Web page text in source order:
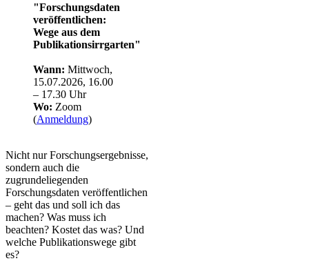
"Forschungsdaten
veröffentlichen:
Wege aus dem
Publikationsirrgarten"
Wann: Mittwoch,
15.07.2026, 16.00
– 17.30 Uhr
Wo: Zoom
(Anmeldung)
Nicht nur Forschungsergebnisse,
sondern auch die
zugrundeliegenden
Forschungsdaten veröffentlichen
– geht das und soll ich das
machen? Was muss ich
beachten? Kostet das was? Und
welche Publikationswege gibt
es?